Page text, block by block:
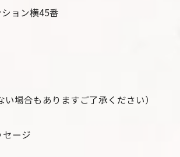
ョン横45番
い場合もありますご了承ください）
ージ